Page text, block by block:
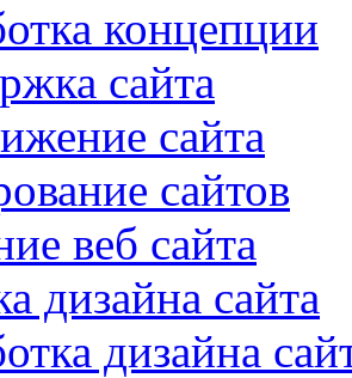
концепции
сайта
сайта
сайтов
веб сайта
дизайна сайта
дизайна